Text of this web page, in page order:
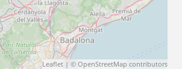
Leaflet | © OpenStreetMap contributors